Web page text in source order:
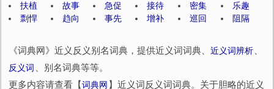
扶植
故事 急促 接待 密集
乐趣
剽悍
趋向 事先 增补 巡回 阻隔
《词典网》近义反义别名词典，提供近义词词典、 近义词辨析
反义词
、别名词典等等。
更多内容请查看【词典网 】近义词反义词词典。关于胆略的近义